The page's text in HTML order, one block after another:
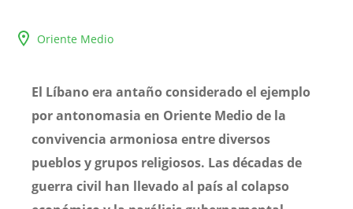
Oriente Medio
El Líbano era antaño considerado el ejemplo
por antonomasia en Oriente Medio de la
convivencia armoniosa entre diversos
pueblos y grupos religiosos. Las décadas de
guerra civil han llevado al país al colapso